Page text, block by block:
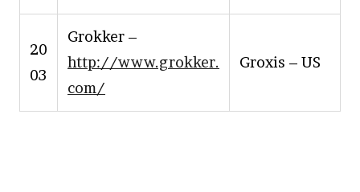
20
03
Grokker –
http://www.grokker.
com/
Groxis – US